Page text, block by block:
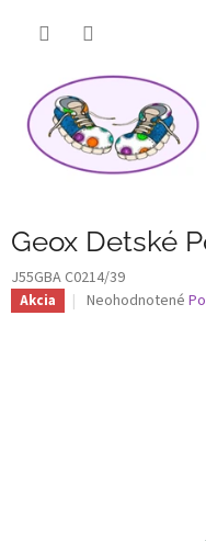
Geox Detské
J55GBA C0214/39
Akcia
Priemerné
Neohodnotené